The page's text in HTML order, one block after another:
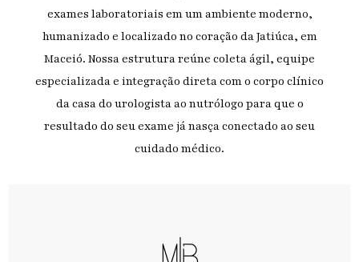
exames laboratoriais em um ambiente moderno,
humanizado e localizado no coração da Jatiúca, em
Maceió. Nossa estrutura reúne coleta ágil, equipe
especializada e integração direta com o corpo clínico
da casa do urologista ao nutrólogo para que o
resultado do seu exame já nasça conectado ao seu
cuidado médico.